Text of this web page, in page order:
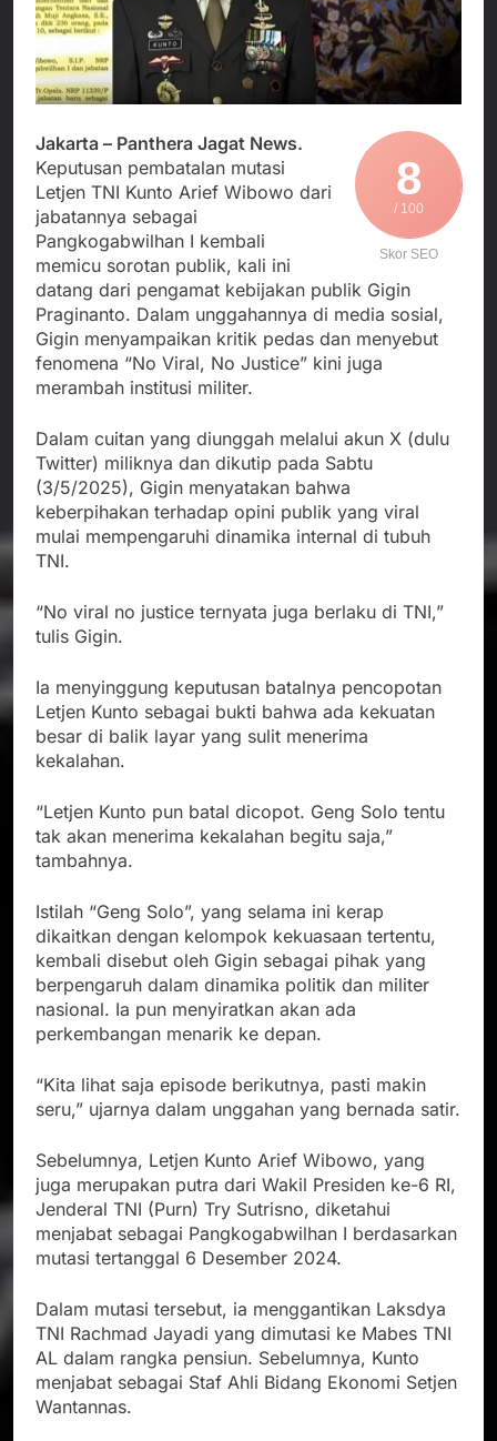
Cegah Stunting
Berangkatkan Empat
Korban Kebakaran KMP
Mutiara Sentosa 2 ke
Posko Pusat Tg. Perak
Surabaya
Agustus 5, 2026
SMA Negeri Nyalindung
Sukabumi Diduga
Lakukan Pungutan
melalui Komite Sekolah,
Bertentangan dengan
Edaran Disdik Jabar
Agustus 4, 2026
Ketua Umum FSP
Bantah Isu Mogok
Nasional TKBM: “Belum
Ada Keputusan Resmi”
Agustus 3, 2026
Menjalin Harmoni di
Tanah Sukaresmi: Kala
Mina Padi, P2L, dan
Gotong Royong
Menggerakkan Ekonomi
Desa
8
/ 100
Skor SEO
Jakarta – Panthera Jagat News.
Keputusan pembatalan mutasi
Letjen TNI Kunto Arief Wibowo dari
jabatannya sebagai
Pangkogabwilhan I kembali
memicu sorotan publik, kali ini
datang dari pengamat kebijakan publik Gigin
Praginanto. Dalam unggahannya di media sosial,
Gigin menyampaikan kritik pedas dan menyebut
fenomena “No Viral, No Justice” kini juga
merambah institusi militer.
Dalam cuitan yang diunggah melalui akun X (dulu
Twitter) miliknya dan dikutip pada Sabtu
(3/5/2025), Gigin menyatakan bahwa
keberpihakan terhadap opini publik yang viral
mulai mempengaruhi dinamika internal di tubuh
TNI.
“No viral no justice ternyata juga berlaku di TNI,”
tulis Gigin.
Ia menyinggung keputusan batalnya pencopotan
Letjen Kunto sebagai bukti bahwa ada kekuatan
besar di balik layar yang sulit menerima
kekalahan.
“Letjen Kunto pun batal dicopot. Geng Solo tentu
tak akan menerima kekalahan begitu saja,”
tambahnya.
Istilah “Geng Solo”, yang selama ini kerap
dikaitkan dengan kelompok kekuasaan tertentu,
kembali disebut oleh Gigin sebagai pihak yang
berpengaruh dalam dinamika politik dan militer
nasional. Ia pun menyiratkan akan ada
perkembangan menarik ke depan.
“Kita lihat saja episode berikutnya, pasti makin
seru,” ujarnya dalam unggahan yang bernada satir.
Sebelumnya, Letjen Kunto Arief Wibowo, yang
juga merupakan putra dari Wakil Presiden ke-6 RI,
Jenderal TNI (Purn) Try Sutrisno, diketahui
menjabat sebagai Pangkogabwilhan I berdasarkan
mutasi tertanggal 6 Desember 2024.
Dalam mutasi tersebut, ia menggantikan Laksdya
TNI Rachmad Jayadi yang dimutasi ke Mabes TNI
AL dalam rangka pensiun. Sebelumnya, Kunto
menjabat sebagai Staf Ahli Bidang Ekonomi Setjen
Wantannas.